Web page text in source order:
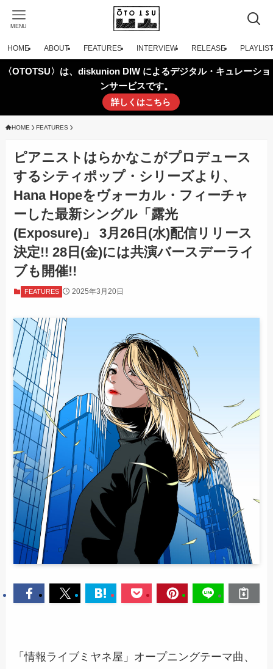
MENU
HOME ABOUT FEATURES INTERVIEW RELEASE PLAYLIST
〈OTOTSU〉は、diskunion DIW によるデジタル・キュレーショ
ンサービスです。
詳しくはこちら
HOME FEATURES
ピアニストはらかなこがプロデュース
するシティポップ・シリーズより、
Hana Hopeをヴォーカル・フィーチャ
ーした最新シングル「露光
(Exposure)」 3月26日(水)配信リリース
決定!! 28日(金)には共演バースデーライ
ブも開催!!
FEATURES 2025年3月20日
「情報ライブミヤネ屋」オープニングテーマ曲、